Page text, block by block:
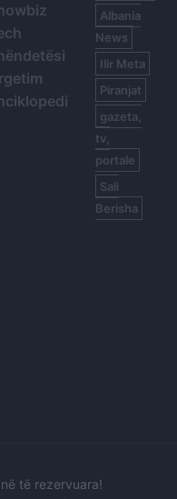
Albania
News
Ilir Meta
Piranjat
gazeta,
tv,
portale
Sali
Berisha
të rezervuara!